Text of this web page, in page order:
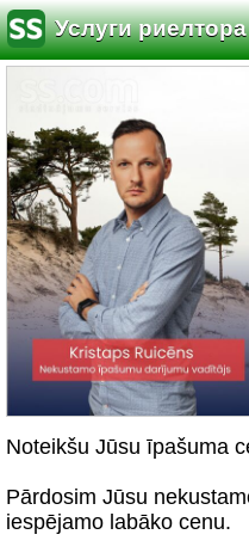
Услуги риелтора
Noteikšu Jūsu īpašuma
Pārdosim Jūsu
iespējamo labāko cenu.